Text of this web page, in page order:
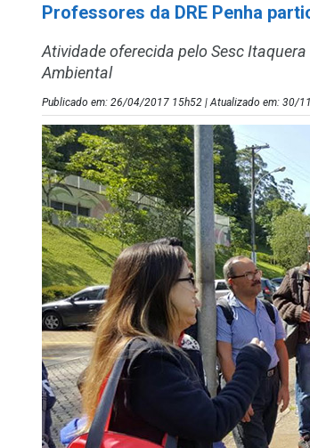
Professores da DRE Penha
Atividade oferecida pelo Sesc
Ambiental
Publicado em: 26/04/2017 15h52 | Atualizado em: 30/